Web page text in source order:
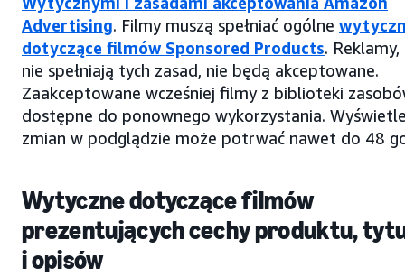
Advertising. Filmy muszą spełniać ogólne
dotyczące filmów Sponsored Products.
nie spełniają tych zasad, nie będą akceptowane.
Zaakceptowane wcześniej filmy z biblioteki
dostępne do ponownego wykorzystania.
zmian w podglądzie może potrwać nawet do 48
Wytyczne dotyczące filmów
prezentujących cechy produktu,
i opisów